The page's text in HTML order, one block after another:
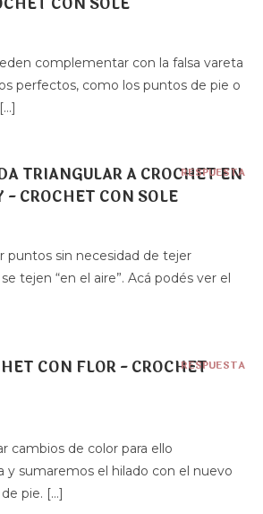
complementar con la falsa vareta
perfectos, como los puntos de pie o
TRIANGULAR A CROCHET EN
- CROCHET CON SOLE
puntos sin necesidad de tejer
tejen “en el aire”. Acá podés ver el
RESPUESTA
CON FLOR - CROCHET
cambios de color para ello
y sumaremos el hilado con el nuevo
pie. […]
RESPUESTA